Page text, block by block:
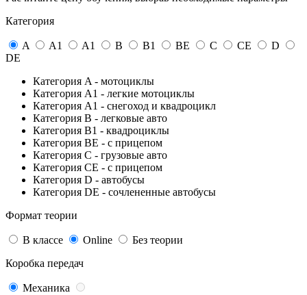
Категория
A A1 A1 B B1 BE C CE
D
DE
Категория A - мотоциклы
Категория A1 - легкие мотоциклы
Категория A1 - снегоход и квадроцикл
Категория B - легковые авто
Категория В1 - квадроциклы
Категория BE - с прицепом
Категория C - грузовые авто
Категория СЕ - с прицепом
Категория D - автобусы
Категория DE - сочлененные автобусы
Формат теории
В классе Online
Без теории
Коробка передач
Механика